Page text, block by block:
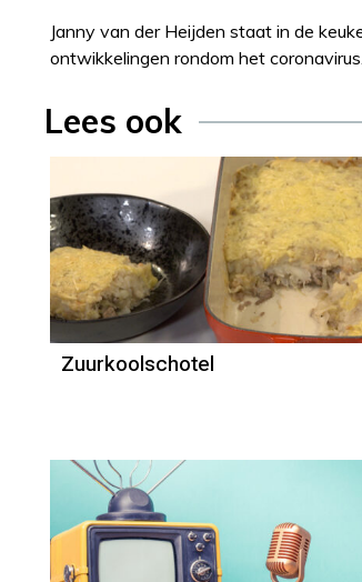
Janny van der Heijden staat in de
ontwikkelingen rondom het coronavirus.
Lees ook
Recept
Mounir Toub
Zuurkoolschotel